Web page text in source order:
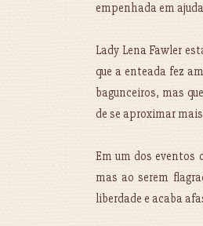
empenhada em
Lady Lena Fawler
que a enteada fez
bagunceiros, mas
de se aproximar
Em um dos eventos
mas ao serem
liberdade e acaba